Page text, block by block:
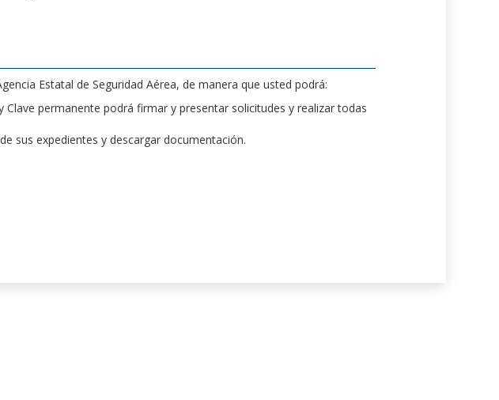
Estatal de Seguridad Aérea, de manera que usted podrá:
permanente podrá firmar y presentar solicitudes y realizar todas
sus expedientes y descargar documentación.